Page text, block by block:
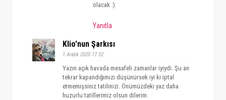
olacak :)
Yanıtla
Klio'nun Şarkısı
1 Aralık 2020 17:32
Yazın açık havada mesafeli zamanlar iyiydi. Şu an
tekrar kapandığımızı düşünürsek iyi ki iptal
etmemişsiniz tatilinizi. Önümüzdeki yaz daha
huzurlu tatillerimiz olsun dilerim.